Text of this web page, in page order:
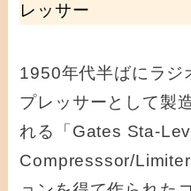
レッサー
1950年代半ばにラジ
プレッサーとして製
れる「Gates Sta-
Compresssor/